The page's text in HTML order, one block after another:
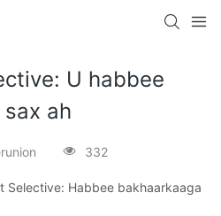
U habbee
ah
332
Selective: Habbee bakhaarkaaga